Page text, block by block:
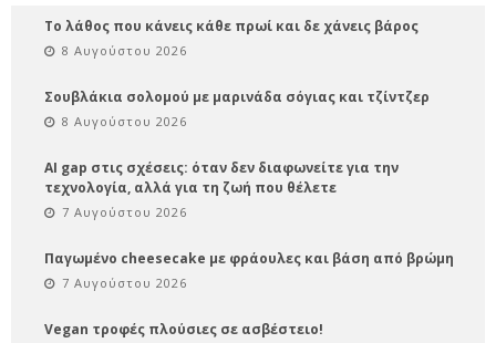
Το λάθος που κάνεις κάθε πρωί και δε χάνεις βάρος
8 Αυγούστου 2026
Σουβλάκια σολομού με μαρινάδα σόγιας και τζίντζερ
8 Αυγούστου 2026
AI gap στις σχέσεις: όταν δεν διαφωνείτε για την
τεχνολογία, αλλά για τη ζωή που θέλετε
7 Αυγούστου 2026
Παγωμένο cheesecake με φράουλες και βάση από βρώμη
7 Αυγούστου 2026
Vegan τροφές πλούσιες σε ασβέστειο!